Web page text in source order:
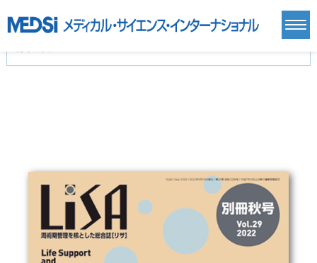
基礎医学(93)
基礎医学関連科学(80)
自然科学(25)
看護学(21)
医療技術(16)
歯科学(3)
薬学(7)
保健・体育(1)
医学一般(91) マルチメディア(0)